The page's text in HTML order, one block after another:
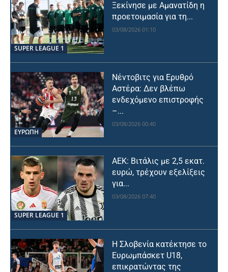
SUPER LEAGUE 1
Ξεκίνησε με Αμανατίδη η
προετοιμασία για τη...
03/08/2026 01:10
ΕΥΡΩΠΗ
Νέντοβιτς για Ερυθρό
Αστέρα: Δεν βλέπω
ενδεχόμενο επιστροφής
–...
03/08/2026 00:40
SUPER LEAGUE 1
ΑΕΚ: Βιτάλις με 2,5 εκατ.
ευρώ, τρέχουν εξελίξεις
για...
03/08/2026 07:40
Η Σλοβενία κατέκτησε το
Ευρωμπάσκετ U18,
επικρατώντας της